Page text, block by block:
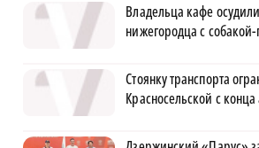
Владельца кафе осудили
нижегородца с
Стоянку транспорта
Красносельской с конца